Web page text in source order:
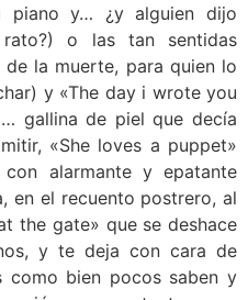
piano y… ¿y alguien dijo
o las tan sentidas
la muerte, para quien lo
y «The day i wrote you
gallina de piel que decía
«She loves a puppet»
alarmante y epatante
en el recuento postrero, al
the gate» que se deshace
y te deja con cara de
como bien pocos saben y